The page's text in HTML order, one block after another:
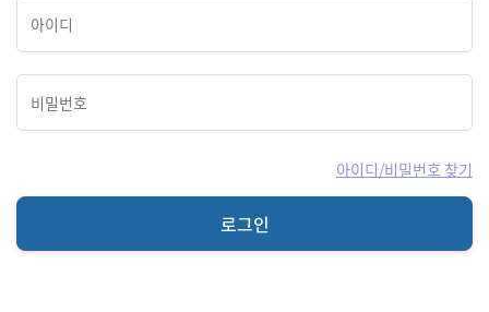
아이디/비밀번호 찾기
로그인